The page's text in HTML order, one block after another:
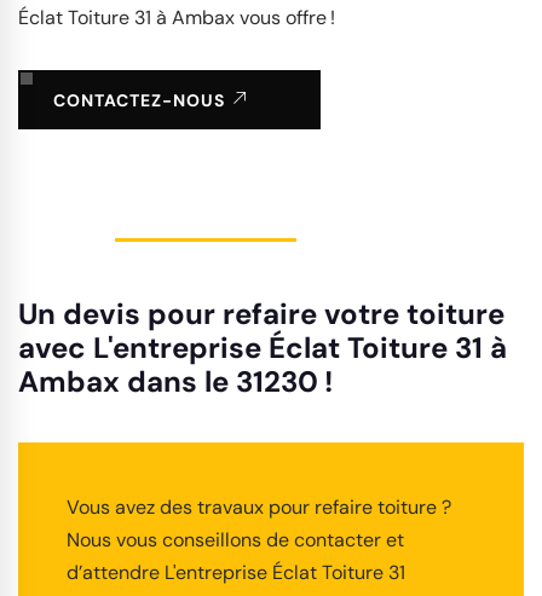
Éclat Toiture 31 à Ambax vous offre !
CONTACTEZ-NOUS
Un devis pour refaire votre toiture
avec L'entreprise Éclat Toiture 31 à
Ambax dans le 31230 !
Vous avez des travaux pour refaire toiture ?
Nous vous conseillons de contacter et
d’attendre L'entreprise Éclat Toiture 31